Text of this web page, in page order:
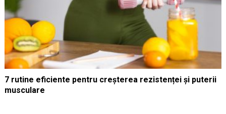
7 rutine eficiente pentru creșterea rezistenței și puterii
musculare